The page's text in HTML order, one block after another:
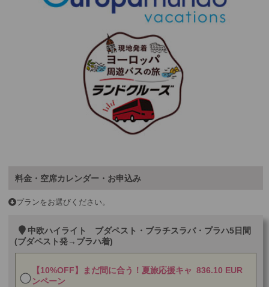
料金・空席カレンダー・お申込み
プランをお選びください。
中欧ハイライト ブダペスト・ブラチスラバ・プラハ5日間
(ブダペスト発→プラハ着)
【10%OFF】まだ間に合う！夏旅応援キャ
ンペーン
836.10 EUR